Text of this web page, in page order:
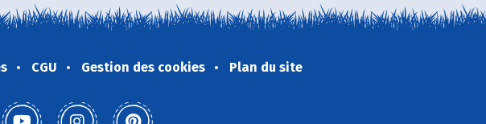
CGU Gestion des cookies Plan du site